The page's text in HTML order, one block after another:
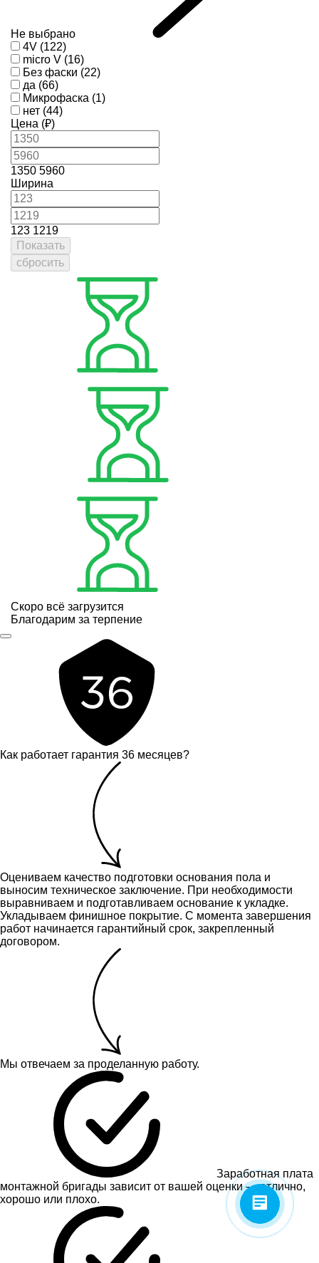
Не выбрано
4V (122)
micro V (16)
Без фаски (22)
да (66)
Микрофаска (1)
нет (44)
Цена (₽)
1350 5960
Ширина
123 1219
Показать
сбросить
Скоро всё загрузится
Благодарим за терпение
Как работает гарантия 36 месяцев?
Оцениваем качество подготовки основания пола и
выносим техническое заключение. При необходимости
выравниваем и подготавливаем основание к укладке.
Укладываем финишное покрытие. С момента завершения
работ начинается гарантийный срок, закрепленный
договором.
Мы отвечаем за проделанную работу.
Заработная плата
монтажной бригады зависит от вашей оценки — отлично,
хорошо или плохо.